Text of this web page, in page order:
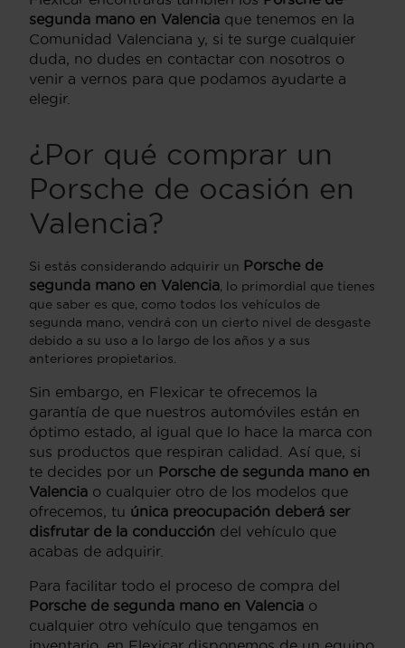
segunda mano en Valencia que tenemos en la
Comunidad Valenciana y, si te surge cualquier
duda, no dudes en contactar con nosotros o
venir a vernos para que podamos ayudarte a
elegir.
¿Por qué comprar un
Porsche de ocasión en
Valencia?
Si estás considerando adquirir un Porsche de
segunda mano en Valencia, lo primordial que tienes
que saber es que, como todos los vehículos de
segunda mano, vendrá con un cierto nivel de desgaste
debido a su uso a lo largo de los años y a sus
anteriores propietarios.
Sin embargo, en Flexicar te ofrecemos la
garantía de que nuestros automóviles están en
óptimo estado, al igual que lo hace la marca con
sus productos que respiran calidad. Así que, si
te decides por un Porsche de segunda mano en
Valencia o cualquier otro de los modelos que
ofrecemos, tu única preocupación deberá ser
disfrutar de la conducción del vehículo que
acabas de adquirir.
Para facilitar todo el proceso de compra del
Porsche de segunda mano en Valencia o
cualquier otro vehículo que tengamos en